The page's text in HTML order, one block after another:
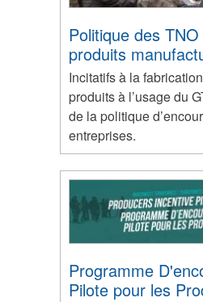
Politique des
produits
Incitatifs à la
produits à l’usage du
de la politique
entreprises.
Programme
Pilote pour les